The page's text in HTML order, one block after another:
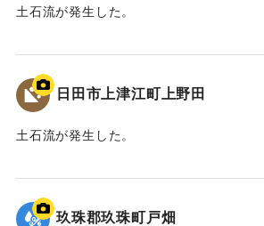
土石流が発生した。
2020/7/6｜固有コード:01215084
日田市上津江町上野田
土石流が発生した。
2020/7/6｜固有コード:01215083
玖珠郡玖珠町戸畑